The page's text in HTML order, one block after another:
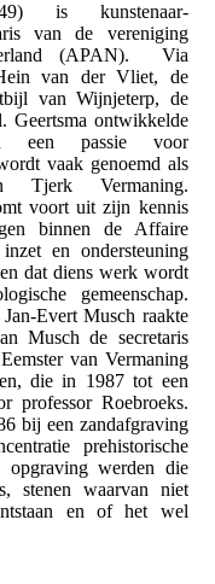
is kunstenaar-
van de vereniging
(APAN). Via
van der Vliet, de
van Wijnjeterp, de
Geertsma ontwikkelde
een passie voor
vaak genoemd als
Tjerk Vermaning.
voort uit zijn kennis
binnen de Affaire
en ondersteuning
dat diens werk wordt
gemeenschap.
Evert Musch raakte
Musch de secretaris
van Vermaning
die in 1987 tot een
professor Roebroeks.
bij een zandafgraving
prehistorische
opgraving werden die
stenen waarvan niet
en of het wel